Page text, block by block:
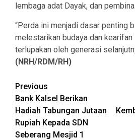
lembaga adat Dayak, dan
“Perda ini menjadi dasar penting
melestarikan budaya dan
terlupakan oleh generasi
(NRH/RDM/RH)
Continue
Reading
Previous
Bank Kalsel Berikan
Hadiah Tabungan Jutaan
Rupiah Kepada SDN
Seberang Mesjid 1